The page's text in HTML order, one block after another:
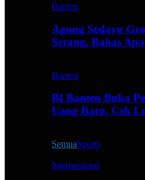
Banten
Agung Sedayu
Serang, Bahas
Banten
BI Banten Buka
Uang Baru, Cek
SemuaSports
Internasional